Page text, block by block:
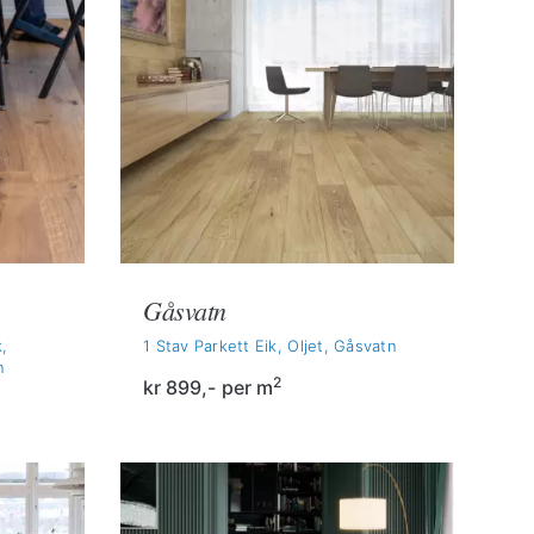
Gåsvatn
1 Stav Parkett Eik, Oljet, Gåsvatn
kr 899,- per m2